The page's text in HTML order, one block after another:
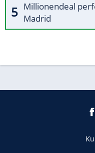
Millionendeal
Madrid